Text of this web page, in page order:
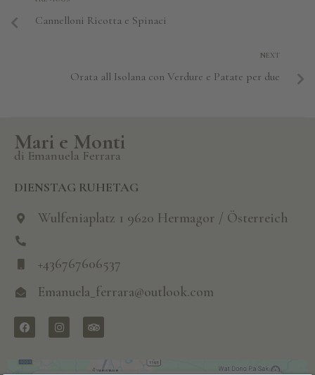
Cannelloni Ricotta e Spinaci
NEXT
Orata all Isolana con Verdure e Patate per due
Mari e Monti
di Emanuela Ferrara
DIENSTAG RUHETAG
Wulfeniaplatz 1 9620 Hermagor / Österreich
+436767606537
Emanuela_ferrara@outlook.com